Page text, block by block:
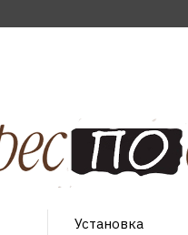
Установка